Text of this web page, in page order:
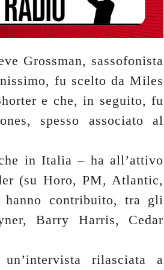
Grossman, sassofonista
fu scelto da Miles
e che, in seguito, fu
spesso associato al
in Italia – ha all’attivo
(su Horo, PM, Atlantic,
contribuito, tra gli
Barry Harris, Cedar
rilasciata a